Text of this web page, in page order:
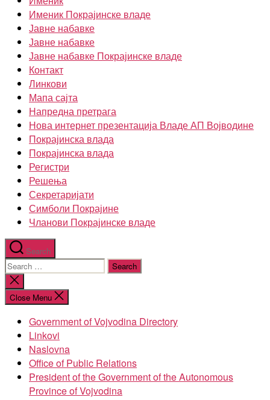
Именик Покрајинске владе
Јавне набавке
Јавне набавке
Јавне набавке Покрајинске владе
Контакт
Линкови
Мапа сајта
Напредна претрага
Нова интернет презентација Владе АП Војводине
Покрајинска влада
Покрајинска влада
Регистри
Решења
Секретаријати
Симболи Покрајине
Чланови Покрајинске владе
Search
Search
for:
Close
search
Close Menu
Government of Vojvodina Directory
Linkovi
Naslovna
Office of Public Relations
President of the Government of the Autonomous
Province of Vojvodina